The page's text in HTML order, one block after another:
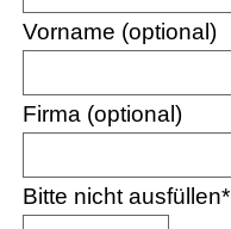
Vorname (optional)
Firma (optional)
Bitte nicht ausfüllen*